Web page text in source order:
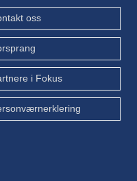
oss
i Fokus